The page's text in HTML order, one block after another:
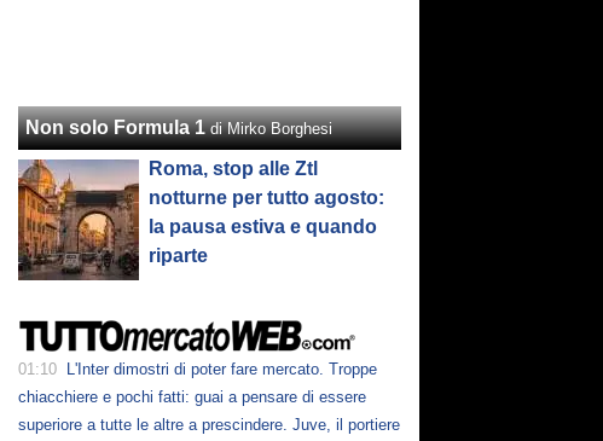
Non solo Formula 1 di Mirko Borghesi
Roma, stop alle Ztl
notturne per tutto agosto:
la pausa estiva e quando
riparte
01:10
L'Inter dimostri di poter fare mercato. Troppe
chiacchiere e pochi fatti: guai a pensare di essere
superiore a tutte le altre a prescindere. Juve, il portiere